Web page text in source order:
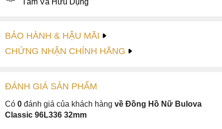
Tâm Và Hữu Dụng
BẢO HÀNH & HẬU MÃI
CHỨNG NHẬN CHÍNH HÃNG
ĐÁNH GIÁ SẢN PHẤM
Có 0 đánh giá của khách hàng về Đồng Hồ Nữ Bulova
Classic 96L336 32mm